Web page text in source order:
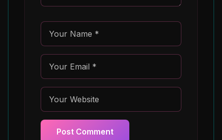
Post Comment